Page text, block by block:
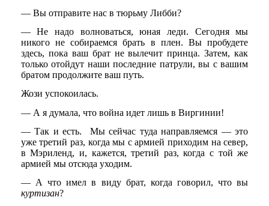
— Вы отправите нас в тюрьму Либби?
— Не надо волноваться, юная леди. Сегодня мы
никого не собираемся брать в плен. Вы пробудете
здесь, пока ваш брат не вылечит принца. Затем, как
только отойдут наши последние патрули, вы с вашим
братом продолжите ваш путь.
Жози успокоилась.
— А я думала, что война идет лишь в Виргинии!
— Так и есть. Мы сейчас туда направляемся — это
уже третий раз, когда мы с армией приходим на север,
в Мэриленд, и, кажется, третий раз, когда с той же
армией мы отсюда уходим.
— А что имел в виду брат, когда говорил, что вы
куртизан?